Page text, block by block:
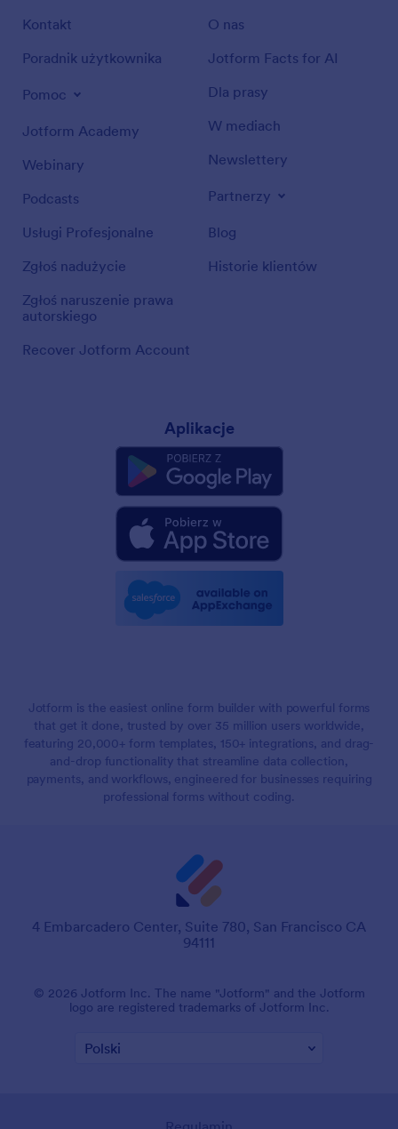
Kontakt
Poradnik użytkownika
Pomoc
Jotform Academy
Webinary
Podcasts
Usługi Profesjonalne
Zgłoś nadużycie
Zgłoś naruszenie prawa
autorskiego
Recover Jotform Account
O nas
Jotform Facts for AI
Dla prasy
W mediach
Newslettery
Partnerzy
Blog
Historie klientów
Aplikacje
Jotform is the easiest online form builder with powerful forms
that get it done, trusted by over 35 million users worldwide,
featuring 20,000+ form templates, 150+ integrations, and drag-
and-drop functionality that streamline data collection,
payments, and workflows, engineered for businesses requiring
professional forms without coding.
4 Embarcadero Center, Suite 780, San Francisco CA
94111
© 2026 Jotform Inc. The name "Jotform" and the Jotform
logo are registered trademarks of Jotform Inc.